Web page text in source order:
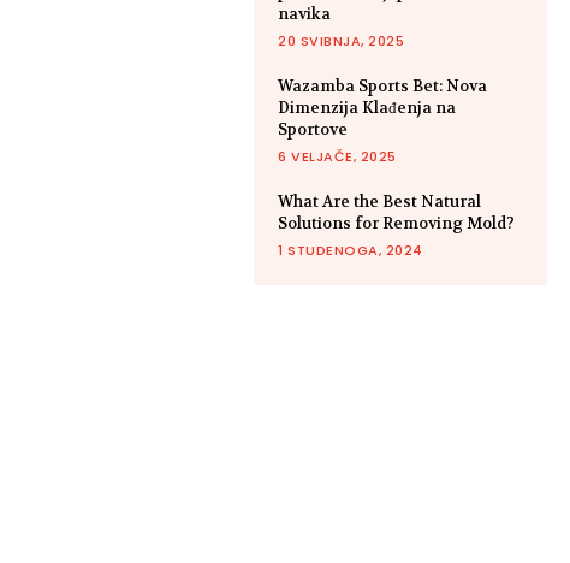
navika
20 SVIBNJA, 2025
Wazamba Sports Bet: Nova
Dimenzija Klađenja na
Sportove
6 VELJAČE, 2025
What Are the Best Natural
Solutions for Removing Mold?
1 STUDENOGA, 2024